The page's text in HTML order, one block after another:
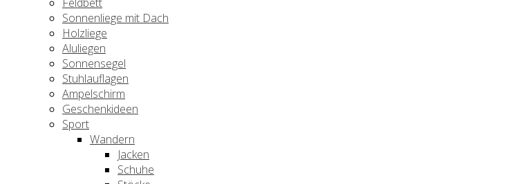
Sonnenliege mit Dach
Holzliege
Aluliegen
Sonnensegel
Stuhlauflagen
Ampelschirm
Geschenkideen
Sport
Wandern
Jacken
Schuhe